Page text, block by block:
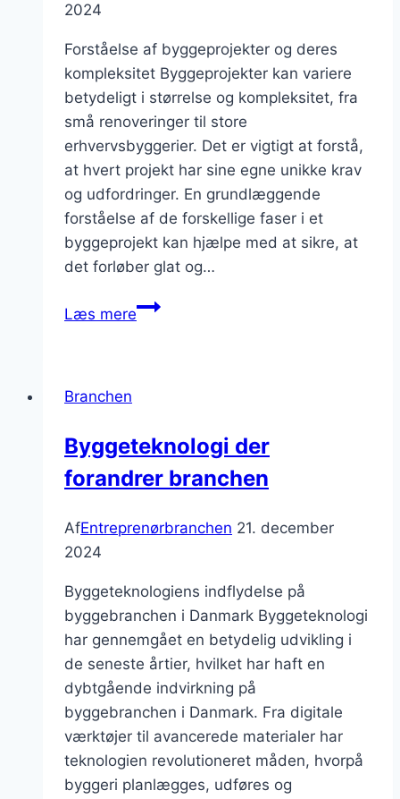
2024
Forståelse af byggeprojekter og deres
kompleksitet Byggeprojekter kan variere
betydeligt i størrelse og kompleksitet, fra
små renoveringer til store
erhvervsbyggerier. Det er vigtigt at forstå,
at hvert projekt har sine egne unikke krav
og udfordringer. En grundlæggende
forståelse af de forskellige faser i et
byggeprojekt kan hjælpe med at sikre, at
det forløber glat og…
Læs merehvordan
Branchen
Byggeteknologi der
forandrer branchen
AfEntreprenørbranchen 21. december
2024
Byggeteknologiens indflydelse på
byggebranchen i Danmark Byggeteknologi
har gennemgået en betydelig udvikling i
de seneste årtier, hvilket har haft en
dybtgående indvirkning på
byggebranchen i Danmark. Fra digitale
værktøjer til avancerede materialer har
teknologien revolutioneret måden, hvorpå
byggeri planlægges, udføres og